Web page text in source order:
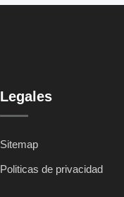
Legales
Sitemap
Politicas de privacidad